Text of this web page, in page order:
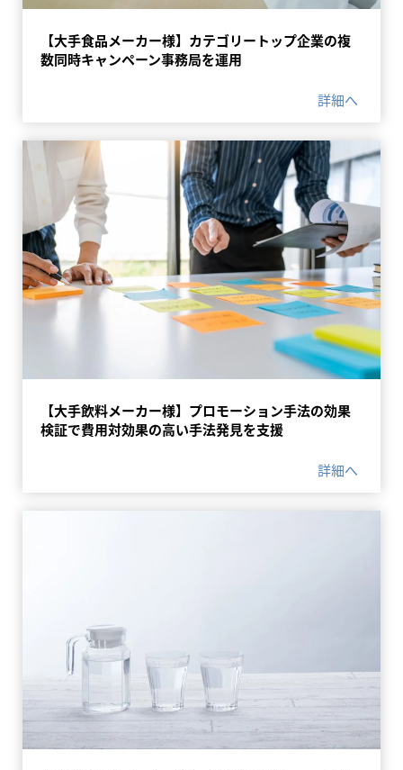
【大手食品メーカー様】カテゴリートップ企業の複
数同時キャンペーン事務局を運用
詳細へ
【大手飲料メーカー様】プロモーション手法の効果
検証で費用対効果の高い手法発見を支援
詳細へ